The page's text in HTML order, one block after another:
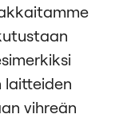
vihreän